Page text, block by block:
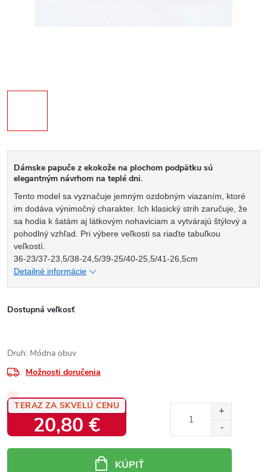
Dámske papuče z ekokože na plochom podpätku sú
elegantným návrhom na teplé dni.
Tento model sa vyznačuje jemným ozdobným viazaním, ktoré
im dodáva výnimočný charakter. Ich klasický strih zaručuje, že
sa hodia k šatám aj látkovým nohaviciam a vytvárajú štýlový a
pohodlný vzhľad. Pri výbere veľkosti sa riaďte tabuľkou
veľkostí.
36-23/37-23,5/38-24,5/39-25/40-25,5/41-26,5cm
Detailné informácie
Dostupná veľkosť
Druh: Módna obuv
Možnosti doručenia
TERAZ ZA SKVELÚ CENU
20,80 €
KÚPIŤ